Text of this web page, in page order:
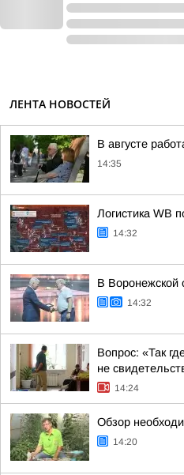
ЛЕНТА НОВОСТЕЙ
В августе
14:35
Логистика WB
14:32
В Воронежской
14:32
Вопрос: «Так
не
14:24
Обзор
14:20